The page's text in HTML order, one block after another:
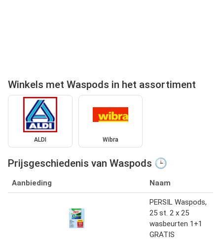
Winkels met Waspods in het assortiment
ALDI Wibra
Prijsgeschiedenis van Waspods 🕒
Aanbieding Naam
PERSIL Waspods,
25 st. 2 x 25
wasbeurten 1+1
GRATIS